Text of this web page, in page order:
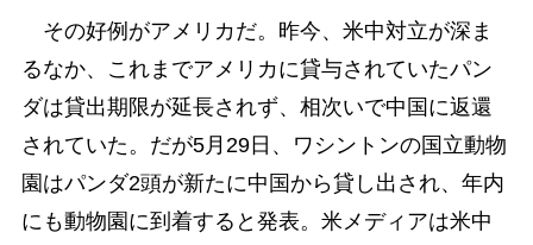
その好例がアメリカだ。昨今、米中対立が深ま
るなか、これまでアメリカに貸与されていたパン
ダは貸出期限が延長されず、相次いで中国に返還
されていた。だが5月29日、ワシントンの国立動物
園はパンダ2頭が新たに中国から貸し出され、年内
にも動物園に到着すると発表。米メディアは米中